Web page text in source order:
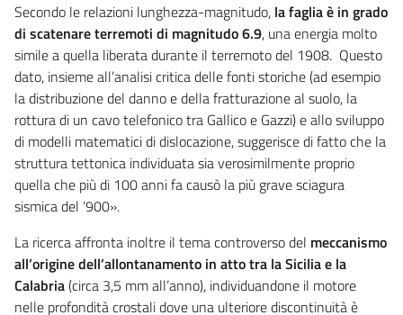
Secondo le relazioni lunghezza-magnitudo, la faglia è in grado
di scatenare terremoti di magnitudo 6.9, una energia molto
simile a quella liberata durante il terremoto del 1908. Questo
dato, insieme all’analisi critica delle fonti storiche (ad esempio
la distribuzione del danno e della fratturazione al suolo, la
rottura di un cavo telefonico tra Gallico e Gazzi) e allo sviluppo
di modelli matematici di dislocazione, suggerisce di fatto che la
struttura tettonica individuata sia verosimilmente proprio
quella che più di 100 anni fa causò la più grave sciagura
sismica del ‘900».
La ricerca affronta inoltre il tema controverso del meccanismo
all’origine dell’allontanamento in atto tra la Sicilia e la
Calabria(circa 3,5 mm all’anno), individuandone il motore
nelle profondità crostali dove una ulteriore discontinuità è